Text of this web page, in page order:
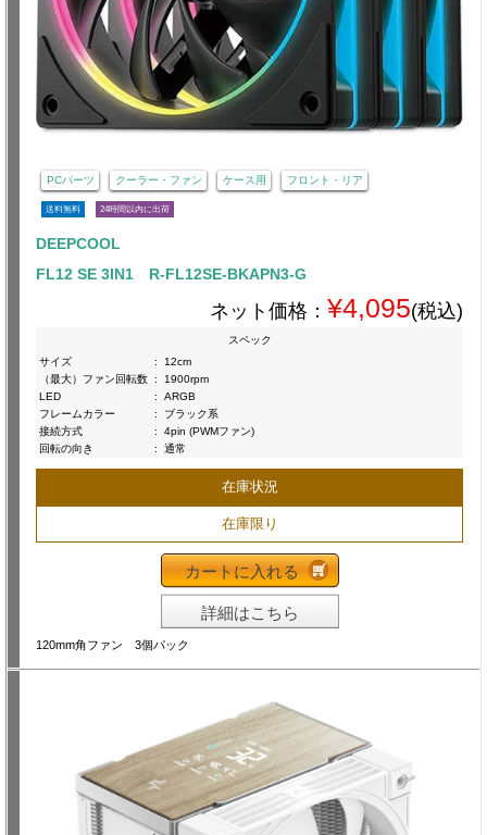
PCパーツ クーラー・ファン ケース用 フロント・リア
送料無料 24時間以内に出荷
DEEPCOOL
FL12 SE 3IN1 R-FL12SE-BKAPN3-G
ネット価格： ¥4,095(税込)
スペック
サイズ
:
12cm
（最大）ファン回転数 :
1900rpm
LED
:
ARGB
フレームカラー
:
ブラック系
接続方式
:
4pin (PWMファン)
回転の向き
: 通常
在庫状況
在庫限り
カートに入れる
詳細はこちら
120mm角ファン 3個パック